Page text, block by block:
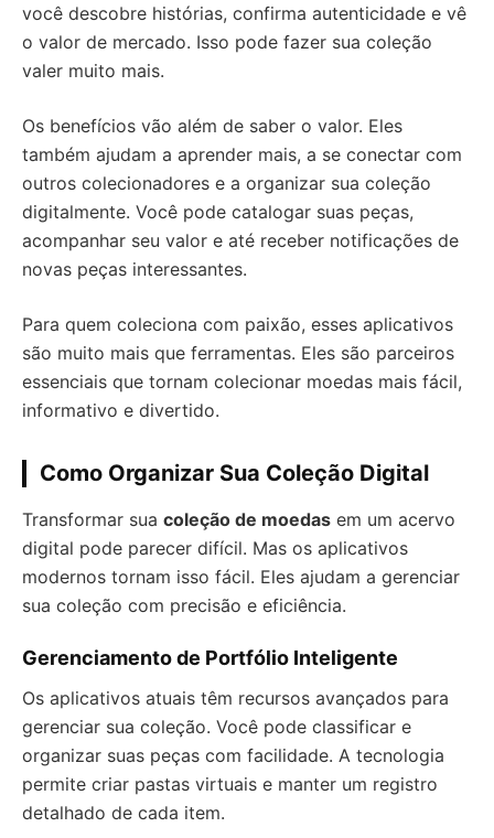
você descobre histórias, confirma autenticidade e vê
o valor de mercado. Isso pode fazer sua coleção
valer muito mais.
Os benefícios vão além de saber o valor. Eles
também ajudam a aprender mais, a se conectar com
outros colecionadores e a organizar sua coleção
digitalmente. Você pode catalogar suas peças,
acompanhar seu valor e até receber notificações de
novas peças interessantes.
Para quem coleciona com paixão, esses aplicativos
são muito mais que ferramentas. Eles são parceiros
essenciais que tornam colecionar moedas mais fácil,
informativo e divertido.
Como Organizar Sua Coleção Digital
Transformar sua coleção de moedas em um acervo
digital pode parecer difícil. Mas os aplicativos
modernos tornam isso fácil. Eles ajudam a gerenciar
sua coleção com precisão e eficiência.
Gerenciamento de Portfólio Inteligente
Os aplicativos atuais têm recursos avançados para
gerenciar sua coleção. Você pode classificar e
organizar suas peças com facilidade. A tecnologia
permite criar pastas virtuais e manter um registro
detalhado de cada item.